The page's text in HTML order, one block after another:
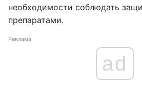
необходимости соблюдать
препаратами.
Реклама
ad